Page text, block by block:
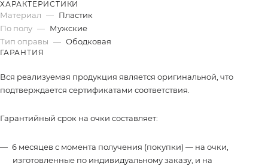
ХАРАКТЕРИСТИКИ
Материал — Пластик
По полу — Мужские
Тип оправы — Ободковая
ГАРАНТИЯ
Вся реализуемая продукция является оригинальной, что
подтверждается сертификатами соответствия.
Гарантийный срок на очки составляет:
6 месяцев с момента получения (покупки) — на очки,
изготовленные по индивидуальному заказу, и на